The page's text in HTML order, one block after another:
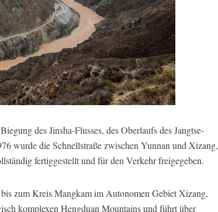
des Jinsha-Flusses, des Oberlaufs des Jangtse-
wurde die Schnellstraße zwischen Yunnan und Xizang,
fertiggestellt und für den Verkehr freigegeben.
zum Kreis Mangkam im Autonomen Gebiet Xizang,
komplexen Hengduan Mountains und führt über